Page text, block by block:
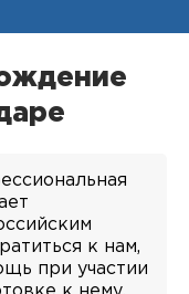
к нам,
при участии